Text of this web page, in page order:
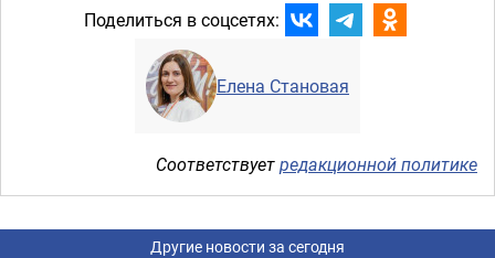
Поделиться в соцсетях:
Елена Становая
Соответствуетредакционной политике
Другие новости за сегодня